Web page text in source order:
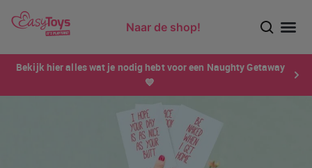
Naar de shop!
Bekijk hier alles wat je nodig hebt voor een Naughty Getaway
💙